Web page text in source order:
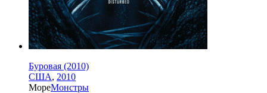
Буровая (2010)
США, 2010
МореМонстры